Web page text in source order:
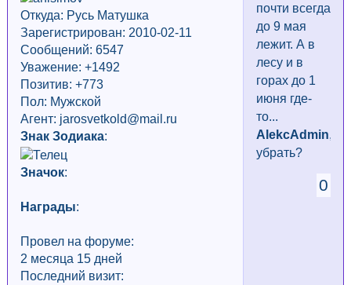
Откуда: Русь Матушка
Зарегистрирован: 2010-02-11
Сообщений: 6547
Уважение: +1492
Позитив: +773
Пол: Мужской
Агент: jarosvetkold@mail.ru
Знак Зодиака:
Значок:
Награды:
Провел на форуме:
2 месяца 15 дней
Последний визит:
почти всегда
до 9 мая
лежит. А в
лесу и в
горах до 1
июня где-
то...
AlekcAdmin,
убрать?
0